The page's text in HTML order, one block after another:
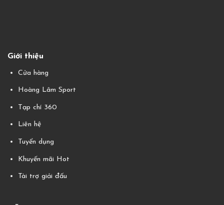
Giới thiệu
Cửa hàng
Hoàng Lâm Sport
Tạp chí 360
Liên hệ
Tuyển dụng
Khuyến mãi Hot
Tài trợ giải đấu